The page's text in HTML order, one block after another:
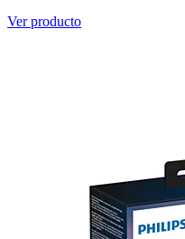
Ver producto